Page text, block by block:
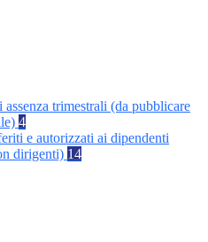
assenza trimestrali (da pubblicare
4
e autorizzati ai dipendenti
dirigenti) 14